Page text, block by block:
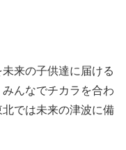
来の子供達に届ける
んなでチカラを合わ
では未来の津波に備